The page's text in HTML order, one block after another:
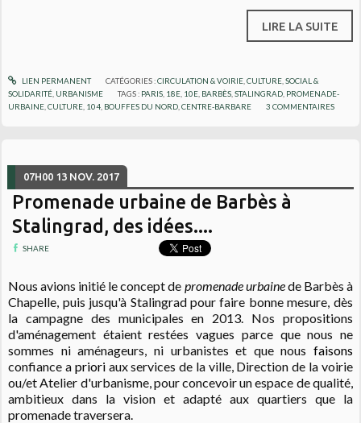
LIRE LA SUITE
LIEN PERMANENT CATÉGORIES :CIRCULATION & VOIRIE, CULTURE, SOCIAL &
SOLIDARITÉ URBANISME TAGS : PARIS 18E 10E BARBÈS ,STALINGRAD PROMENADE-
URBAINE ,CULTURE 104 BOUFFES DU NORD ,CENTRE-BARBARE 3 COMMENTAIRES
07H00 13 NOV. 2017
Promenade urbaine de Barbès à
Stalingrad, des idées....
SHARE
Nous avions initié le concept de promenade urbainede Barbès à
Chapelle, puis jusqu'à Stalingrad pour faire bonne mesure, dès
la campagne des municipales en 2013. Nos propositions
d'aménagement étaient restées vagues parce que nous ne
sommes ni aménageurs, ni urbanistes et que nous faisons
confiance a prioriaux services de la ville, Direction de la voirie
ou/et Atelier d'urbanisme, pour concevoir un espace de qualité,
ambitieux dans la vision et adapté aux quartiers que la
promenade traversera.